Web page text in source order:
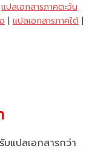
แปลเอกสารภาคตะวัน
| แปลเอกสารภาคใต้ |
บแปลเอกสารกว่า